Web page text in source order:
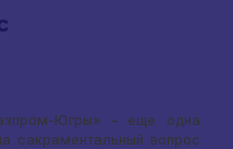
Югры» – еще одна
сакраментальный вопрос